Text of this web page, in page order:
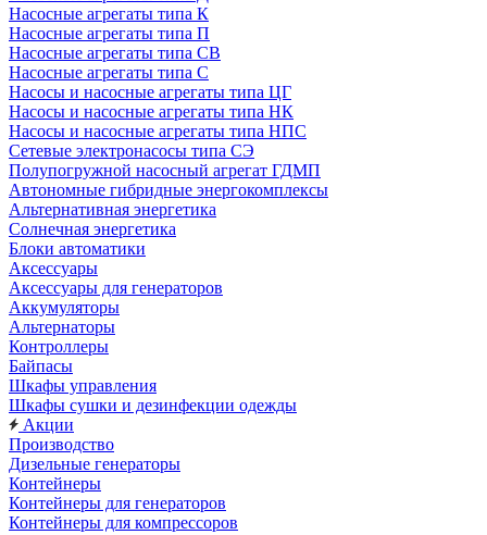
Насосные агрегаты типа К
Насосные агрегаты типа П
Насосные агрегаты типа СВ
Насосные агрегаты типа С
Насосы и насосные агрегаты типа ЦГ
Насосы и насосные агрегаты типа НК
Насосы и насосные агрегаты типа НПС
Сетевые электронасосы типа СЭ
Полупогружной насосный агрегат ГДМП
Автономные гибридные энергокомплексы
Альтернативная энергетика
Солнечная энергетика
Блоки автоматики
Аксессуары
Аксессуары для генераторов
Аккумуляторы
Альтернаторы
Контроллеры
Байпасы
Шкафы управления
Шкафы сушки и дезинфекции одежды
Акции
Производство
Дизельные генераторы
Контейнеры
Контейнеры для генераторов
Контейнеры для компрессоров